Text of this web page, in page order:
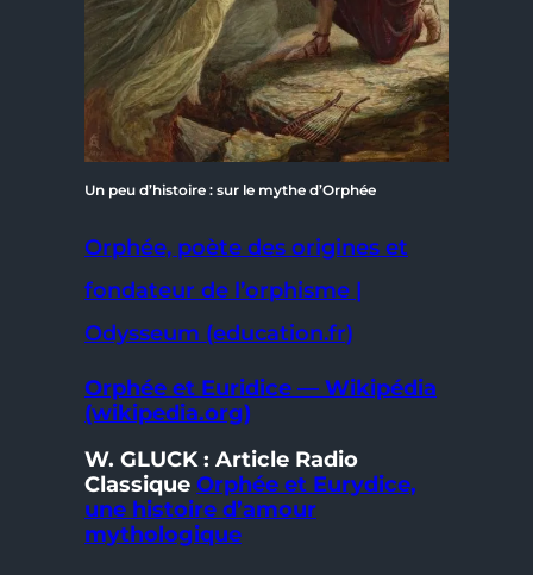
Un peu d’histoire : sur le mythe d’Orphée
Orphée, poète des origines et
fondateur de l’orphisme |
Odysseum (education.fr)
Orphée et Euridice — Wikipédia
(wikipedia.org)
W. GLUCK : Article Radio
Classique Orphée et Eurydice,
une histoire d’amour
mythologique